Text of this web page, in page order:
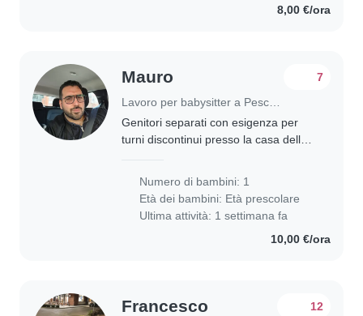
8,00 €/ora
Mauro 7
Genitori separati con esigenza per
turni discontinui presso la casa della
Numero di bambini: 1
Età dei bambini: Età prescolare
Ultima attività: 1 settimana fa
10,00 €/ora
Francesco 12